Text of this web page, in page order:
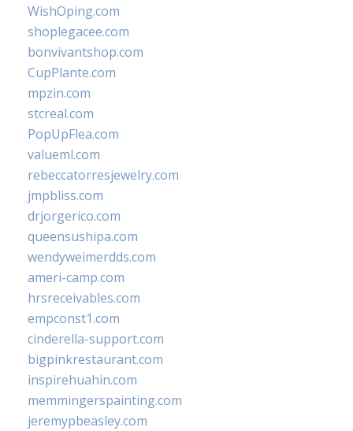
WishOping.com
shoplegacee.com
bonvivantshop.com
CupPlante.com
mpzin.com
stcreal.com
PopUpFlea.com
valueml.com
rebeccatorresjewelry.com
jmpbliss.com
drjorgerico.com
queensushipa.com
wendyweimerdds.com
ameri-camp.com
hrsreceivables.com
empconst1.com
cinderella-support.com
bigpinkrestaurant.com
inspirehuahin.com
memmingerspainting.com
jeremypbeasley.com